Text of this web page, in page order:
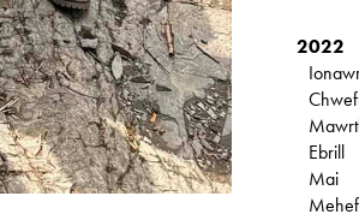
2022
Ebrill
Mai